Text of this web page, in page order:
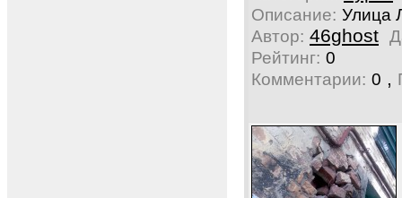
Описание: Улица
Автор: 46ghost
Рейтинг: 0
Комментарии: 0 ,